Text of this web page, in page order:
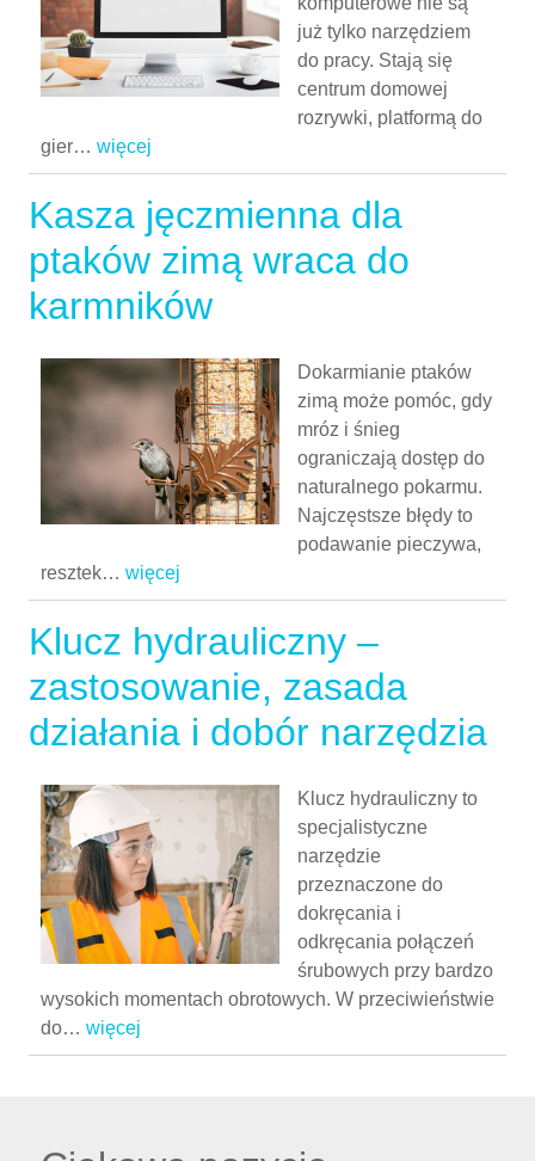
już tylko narzędziem
do pracy. Stają się
centrum domowej
rozrywki, platformą do
gier… więcej
Kasza jęczmienna dla
ptaków zimą wraca do
karmników
Dokarmianie ptaków
zimą może pomóc, gdy
mróz i śnieg
ograniczają dostęp do
naturalnego pokarmu.
Najczęstsze błędy to
podawanie pieczywa,
resztek… więcej
Klucz hydrauliczny –
zastosowanie, zasada
działania i dobór narzędzia
Klucz hydrauliczny to
specjalistyczne
narzędzie
przeznaczone do
dokręcania i
odkręcania połączeń
śrubowych przy bardzo
wysokich momentach obrotowych. W przeciwieństwie
do… więcej